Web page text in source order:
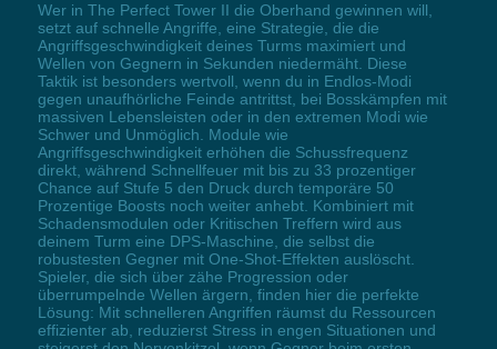
Wer in The Perfect Tower II die Oberhand gewinnen will,
setzt auf schnelle Angriffe, eine Strategie, die die
Angriffsgeschwindigkeit deines Turms maximiert und
Wellen von Gegnern in Sekunden niedermäht. Diese
Taktik ist besonders wertvoll, wenn du in Endlos-Modi
gegen unaufhörliche Feinde antrittst, bei Bosskämpfen mit
massiven Lebensleisten oder in den extremen Modi wie
Schwer und Unmöglich. Module wie
Angriffsgeschwindigkeit erhöhen die Schussfrequenz
direkt, während Schnellfeuer mit bis zu 33 prozentiger
Chance auf Stufe 5 den Druck durch temporäre 50
Prozentige Boosts noch weiter anhebt. Kombiniert mit
Schadensmodulen oder Kritischen Treffern wird aus
deinem Turm eine DPS-Maschine, die selbst die
robustesten Gegner mit One-Shot-Effekten auslöscht.
Spieler, die sich über zähe Progression oder
überrumpelnde Wellen ärgern, finden hier die perfekte
Lösung: Mit schnelleren Angriffen räumst du Ressourcen
effizienter ab, reduzierst Stress in engen Situationen und